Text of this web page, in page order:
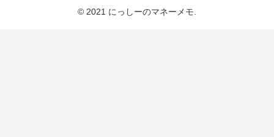
© 2021 にっしーのマネーメモ.